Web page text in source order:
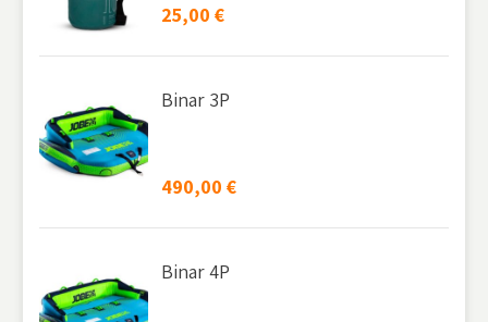
25,00€
Binar 3P
490,00€
Binar 4P